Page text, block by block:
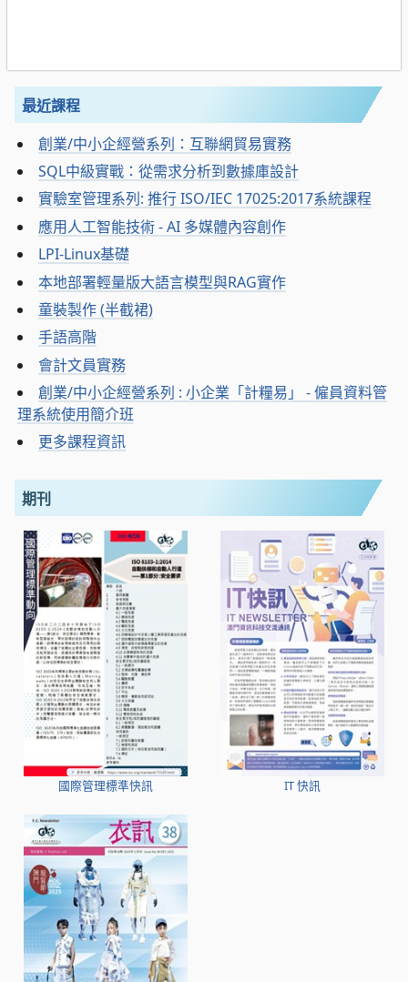
最近課程
創業/中小企經營系列：互聯網貿易實務
SQL中級實戰：從需求分析到數據庫設計
實驗室管理系列: 推行 ISO/IEC 17025:2017系統課程
應用人工智能技術 - AI 多媒體內容創作
LPI-Linux基礎
本地部署輕量版大語言模型與RAG實作
童裝製作 (半截裙)
手語高階
會計文員實務
創業/中小企經營系列 : 小企業「計糧易」 - 僱員資料管
理系統使用簡介班
更多課程資訊
期刊
國際管理標準快訊 IT 快訊